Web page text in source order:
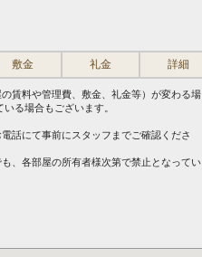
敷金 礼金 詳細
賃料や管理費、敷金、礼金等）が変わる場
る場合もございます。
話にて事前にスタッフまでご確認くださ
、各部屋の所有者様次第で禁止となってい